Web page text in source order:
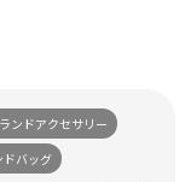
ンドアクセサリー
バッグ